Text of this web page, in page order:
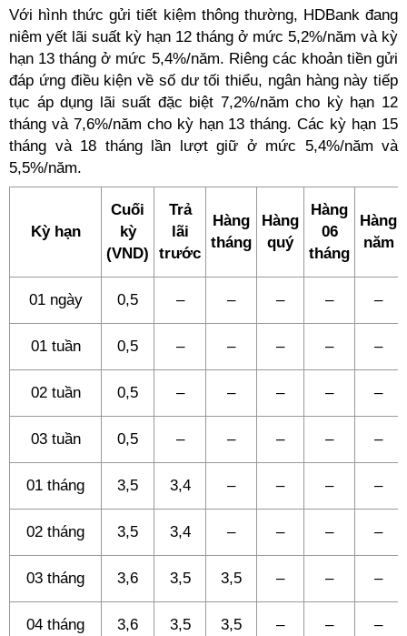
Với hình thức gửi tiết kiệm thông thường, HDBank đang
niêm yết lãi suất kỳ hạn 12 tháng ở mức 5,2%/năm và kỳ
hạn 13 tháng ở mức 5,4%/năm. Riêng các khoản tiền gửi
đáp ứng điều kiện về số dư tối thiểu, ngân hàng này tiếp
tục áp dụng lãi suất đặc biệt 7,2%/năm cho kỳ hạn 12
tháng và 7,6%/năm cho kỳ hạn 13 tháng. Các kỳ hạn 15
tháng và 18 tháng lần lượt giữ ở mức 5,4%/năm và
5,5%/năm.
Kỳ hạn
Cuối
kỳ
(VND)
Trả
lãi
trước
Hàng
tháng
Hàng
quý
Hàng
06
tháng
Hàng
năm
01 ngày 0,5 – – – – –
01 tuần 0,5 – – – – –
02 tuần 0,5 – – – – –
03 tuần 0,5 – – – – –
01 tháng 3,5 3,4 – – – –
02 tháng 3,5 3,4 – – – –
03 tháng 3,6 3,5 3,5 – – –
04 tháng 3,6 3,5 3,5 – – –